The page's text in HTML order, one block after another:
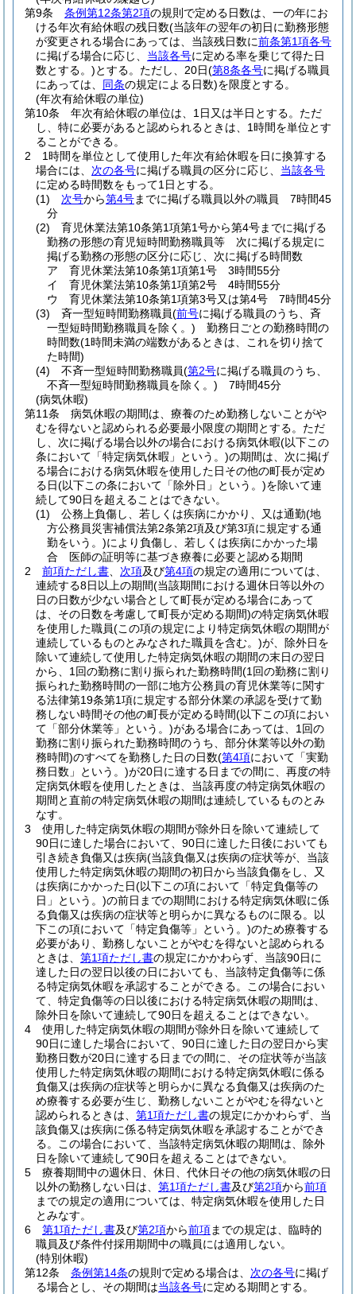
第9条
条例第12条第2項の規則で定める日数は、一の年にお
ける年次有給休暇の残日数(当該年の翌年の初日に勤務形態
が変更される場合にあっては、当該残日数に前条第1項各号
に掲げる場合に応じ、 当該各号に定める率を乗じて得た日
数とする。)とする。 ただし、20日(第8条各号に掲げる職員
にあっては、 同条の規定による日数)を限度とする。
(年次有給休暇の単位)
第10条
年次有給休暇の単位は、1日又は半日とする。 ただ
し、特に必要があると認められるときは、1時間を単位とす
ることができる。
2
1時間を単位として使用した年次有給休暇を日に換算する
場合には、 次の各号に掲げる職員の区分に応じ、 当該各号
に定める時間数をもって1日とする。
(1)
次号から第4号までに掲げる職員以外の職員 7時間45
分
(2)
育児休業法第10条第1項第1号から第4号までに掲げる
勤務の形態の育児短時間勤務職員等 次に掲げる規定に
掲げる勤務の形態の区分に応じ、次に掲げる時間数
ア
育児休業法第10条第1項第1号 3時間55分
イ
育児休業法第10条第1項第2号 4時間55分
ウ
育児休業法第10条第1項第3号又は第4号 7時間45分
(3)
斉一型短時間勤務職員(前号に掲げる職員のうち、斉
一型短時間勤務職員を除く。) 勤務日ごとの勤務時間の
時間数(1時間未満の端数があるときは、これを切り捨て
た時間)
(4)
不斉一型短時間勤務職員(第2号に掲げる職員のうち、
不斉一型短時間勤務職員を除く。) 7時間45分
(病気休暇)
第11条
病気休暇の期間は、療養のため勤務しないことがや
むを得ないと認められる必要最小限度の期間とする。 ただ
し、次に掲げる場合以外の場合における病気休暇(以下この
条において「特定病気休暇」という。)の期間は、次に掲げ
る場合における病気休暇を使用した日その他の町長が定め
る日(以下この条において「除外日」という。)を除いて連
続して90日を超えることはできない。
(1)
公務上負傷し、若しくは疾病にかかり、又は通勤(地
方公務員災害補償法第2条第2項及び第3項に規定する通
勤をいう。)により負傷し、若しくは疾病にかかった場
合 医師の証明等に基づき療養に必要と認める期間
2
前項ただし書 次項及び第4項の規定の適用については、
連続する8日以上の期間(当該期間における週休日等以外の
日の日数が少ない場合として町長が定める場合にあって
は、その日数を考慮して町長が定める期間)の特定病気休暇
を使用した職員(この項の規定により特定病気休暇の期間が
連続しているものとみなされた職員を含む。)が、除外日を
除いて連続して使用した特定病気休暇の期間の末日の翌日
から、1回の勤務に割り振られた勤務時間(1回の勤務に割り
振られた勤務時間の一部に地方公務員の育児休業等に関す
る法律第19条第1項に規定する部分休業の承認を受けて勤
務しない時間その他の町長が定める時間(以下この項におい
て「部分休業等」という。)がある場合にあっては、1回の
勤務に割り振られた勤務時間のうち、部分休業等以外の勤
務時間)のすべてを勤務した日の日数(第4項において「実勤
務日数」という。)が20日に達する日までの間に、再度の特
定病気休暇を使用したときは、当該再度の特定病気休暇の
期間と直前の特定病気休暇の期間は連続しているものとみ
なす。
3
使用した特定病気休暇の期間が除外日を除いて連続して
90日に達した場合において、90日に達した日後においても
引き続き負傷又は疾病(当該負傷又は疾病の症状等が、当該
使用した特定病気休暇の期間の初日から当該負傷をし、又
は疾病にかかった日(以下この項において「特定負傷等の
日」という。)の前日までの期間における特定病気休暇に係
る負傷又は疾病の症状等と明らかに異なるものに限る。以
下この項において「特定負傷等」という。)のため療養する
必要があり、勤務しないことがやむを得ないと認められる
ときは、 第1項ただし書の規定にかかわらず、当該90日に
達した日の翌日以後の日においても、当該特定負傷等に係
る特定病気休暇を承認することができる。
この場合におい
て、特定負傷等の日以後における特定病気休暇の期間は、
除外日を除いて連続して90日を超えることはできない。
4
使用した特定病気休暇の期間が除外日を除いて連続して
90日に達した場合において、90日に達した日の翌日から実
勤務日数が20日に達する日までの間に、その症状等が当該
使用した特定病気休暇の期間における特定病気休暇に係る
負傷又は疾病の症状等と明らかに異なる負傷又は疾病のた
め療養する必要が生じ、勤務しないことがやむを得ないと
認められるときは、 第1項ただし書の規定にかかわらず、当
該負傷又は疾病に係る特定病気休暇を承認することができ
る。
この場合において、当該特定病気休暇の期間は、除外
日を除いて連続して90日を超えることはできない。
5
療養期間中の週休日、休日、代休日その他の病気休暇の日
以外の勤務しない日は、 第1項ただし書及び第2項から前項
までの規定の適用については、特定病気休暇を使用した日
とみなす。
6
第1項ただし書及び第2項から前項までの規定は、臨時的
職員及び条件付採用期間中の職員には適用しない。
(特別休暇)
第12条
条例第14条の規則で定める場合は、 次の各号に掲げ
る場合とし、その期間は当該各号に定める期間とする。